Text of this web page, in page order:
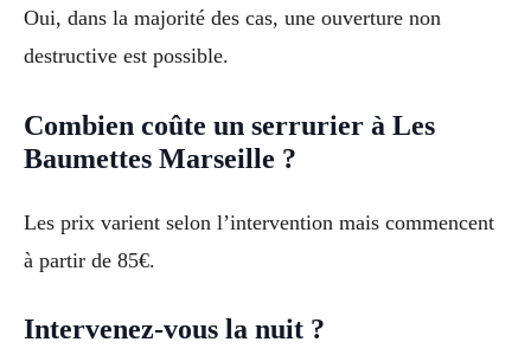
Oui, dans la majorité des cas, une ouverture non
destructive est possible.
Combien coûte un serrurier à Les
Baumettes Marseille ?
Les prix varient selon l’intervention mais commencent
à partir de 85€.
Intervenez-vous la nuit ?